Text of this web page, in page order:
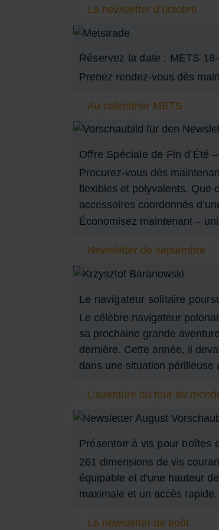
La newsletter d’octobre
Réservez la date : METS
Prenez rendez-vous dès
Au calendrier METS
Offre Spéciale de Fin d’Été
Procurez-vous dès
flexibles et polyvalents. Que
accessoires coordonnés
Économisez maintenant –
Newsletter de septembre
Le navigateur solitaire
Le célèbre navigateur
sa prochaine grande
dernière. Cette année, il
dans une situation périlleuse
L'aventure du tour du
Présentoir à vis pour boîtes
261 dimensions de vis
équipable et d'une hauteur
maximale et un accès rapide.
La newsletter de août